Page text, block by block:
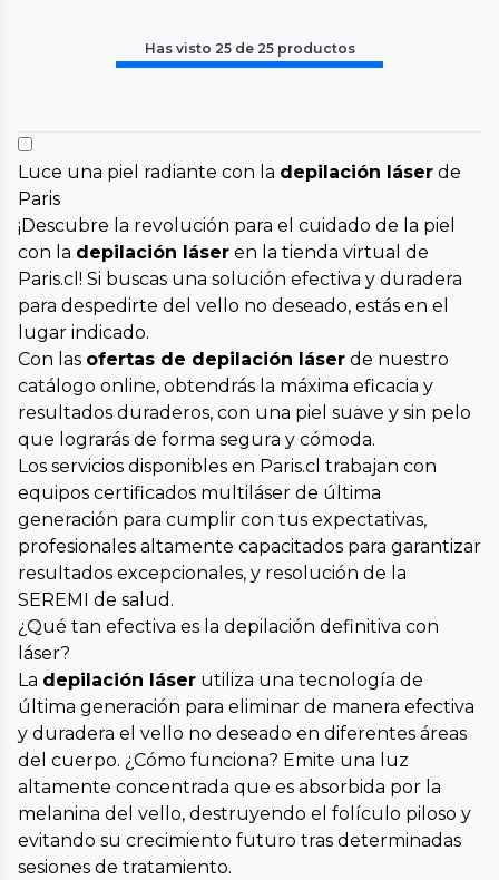
Has visto 25de 25 productos
Luce una piel radiante con la depilación láser de
Paris
¡Descubre la revolución para el cuidado de la piel
con la depilación láser en la tienda virtual de
Paris.cl! Si buscas una solución efectiva y duradera
para despedirte del vello no deseado, estás en el
lugar indicado.
Con las ofertas de depilación láser de nuestro
catálogo online, obtendrás la máxima eficacia y
resultados duraderos, con una piel suave y sin pelo
que lograrás de forma segura y cómoda.
Los servicios disponibles en Paris.cl trabajan con
equipos certificados multiláser de última
generación para cumplir con tus expectativas,
profesionales altamente capacitados para garantizar
resultados excepcionales, y resolución de la
SEREMI de salud.
¿Qué tan efectiva es la depilación definitiva con
láser?
La depilación láser utiliza una tecnología de
última generación para eliminar de manera efectiva
y duradera el vello no deseado en diferentes áreas
del cuerpo. ¿Cómo funciona? Emite una luz
altamente concentrada que es absorbida por la
melanina del vello, destruyendo el folículo piloso y
evitando su crecimiento futuro tras determinadas
sesiones de tratamiento.